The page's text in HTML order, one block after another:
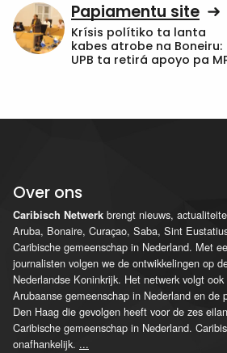
Papiamentu site
Krísis polítiko ta lanta
kabes atrobe na Boneiru:
UPB ta retirá apoyo pa
Over ons
Caribisch Netwerk brengt nieuws,
Aruba, Bonaire, Curaçao, Saba, Sint
Caribische gemeenschap in Nederland. Met
journalisten volgen we de ontwikkelingen op
Nederlandse Koninkrijk. Het netwerk volgt
Arubaanse gemeenschap in Nederland en de
Den Haag die gevolgen heeft voor de zes
Caribische gemeenschap in Nederland.
onafhankelijk. ...